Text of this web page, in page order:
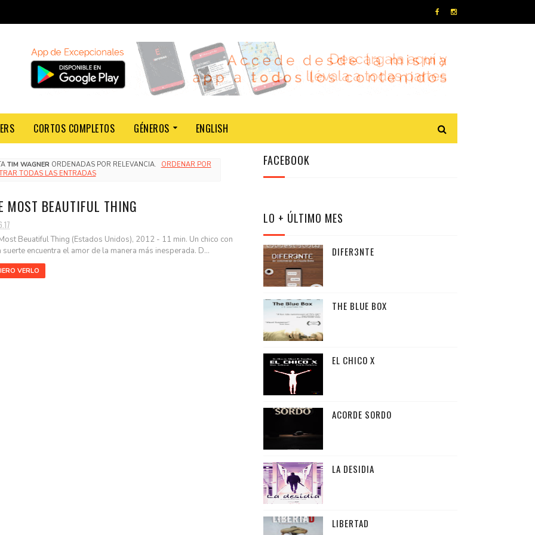
CORTOS COMPLETOS GÉNEROS ENGLISH
TIM WAGNER ORDENADAS POR RELEVANCIA.
ORDENAR POR
TODAS LAS ENTRADAS
MOST BEAUTIFUL THING
Beuatiful Thing (Estados Unidos), 2012 - 11 min. Un chico con
suerte encuentra el amor de la manera más inesperada. D...
VERLO
FACEBOOK
LO + ÚLTIMO MES
DIFER3NTE
THE BLUE BOX
EL CHICO X
ACORDE SORDO
LA DESIDIA
LIBERTAD